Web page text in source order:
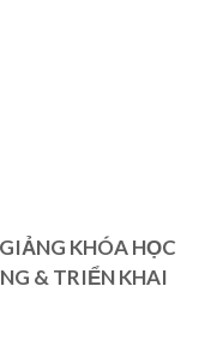
KHÓA HỌC
& TRIỂN KHAI